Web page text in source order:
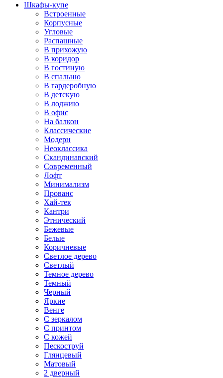
Шкафы-купе
Встроенные
Корпусные
Угловые
Распашные
В прихожую
В коридор
В гостиную
В спальню
В гардеробную
В детскую
В лоджию
В офис
На балкон
Классические
Модерн
Неоклассика
Скандинавский
Современный
Лофт
Минимализм
Прованс
Хай-тек
Кантри
Этнический
Бежевые
Белые
Коричневые
Светлое дерево
Светлый
Темное дерево
Темный
Черный
Яркие
Венге
С зеркалом
С принтом
С кожей
Пескоструй
Глянцевый
Матовый
2 дверный